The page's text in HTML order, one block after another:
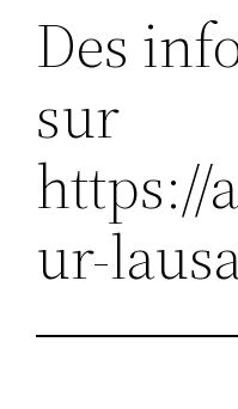
Des
sur
https://
ur-